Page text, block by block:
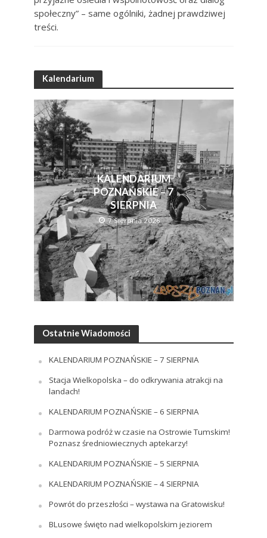
społeczny” – same ogólniki, żadnej prawdziwej
treści.
Kalendarium
KALENDARIUM
POZNAŃSKIE – 7
SIERPNIA
7 Sierpnia 2026
Ostatnie Wiadomości
KALENDARIUM POZNAŃSKIE – 7 SIERPNIA
Stacja Wielkopolska – do odkrywania atrakcji na
landach!
KALENDARIUM POZNAŃSKIE – 6 SIERPNIA
Darmowa podróż w czasie na Ostrowie Tumskim!
Poznasz średniowiecznych aptekarzy!
KALENDARIUM POZNAŃSKIE – 5 SIERPNIA
KALENDARIUM POZNAŃSKIE – 4 SIERPNIA
Powrót do przeszłości – wystawa na Gratowisku!
BLusowe święto nad wielkopolskim jeziorem